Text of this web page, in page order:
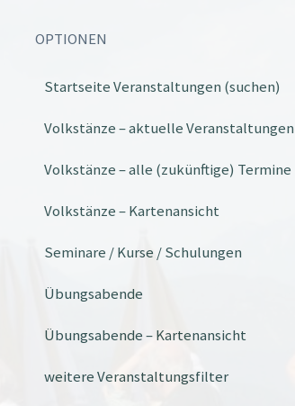
Office 365
OPTIONEN
Startseite Veranstaltungen (suchen)
Volkstänze – aktuelle Veranstaltungen
Volkstänze – alle (zukünftige) Termine
Volkstänze – Kartenansicht
Seminare / Kurse / Schulungen
Übungsabende
Übungsabende – Kartenansicht
weitere Veranstaltungsfilter